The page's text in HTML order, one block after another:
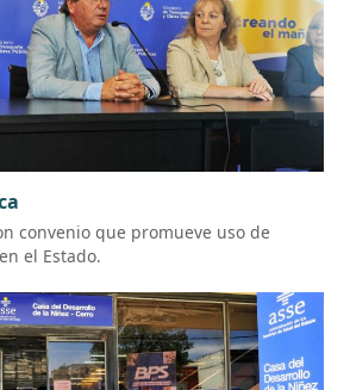
convenio que promueve uso de
el Estado.